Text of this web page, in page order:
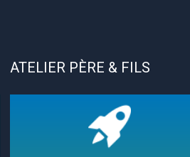
ATELIER PÈRE & FILS